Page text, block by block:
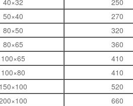
40×32
250
50×40
270
80×50
320
80×65
360
100×65
410
100×80
410
150×100
520
660